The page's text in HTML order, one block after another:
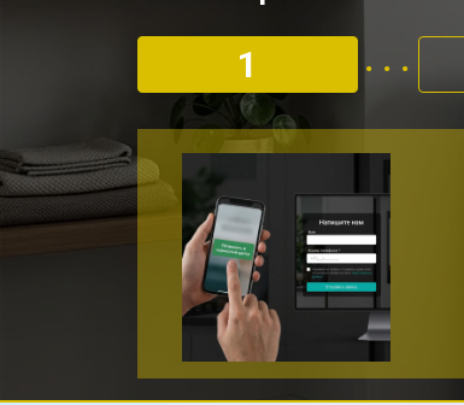
Замена шнура питания
Ремонт вентилятора
1